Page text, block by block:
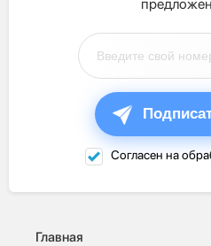
Согласен на
Главная